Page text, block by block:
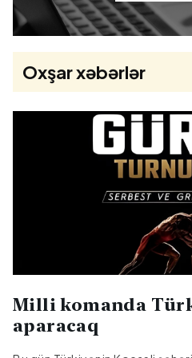
Oxşar xəbərlər
Milli komanda
aparacaq